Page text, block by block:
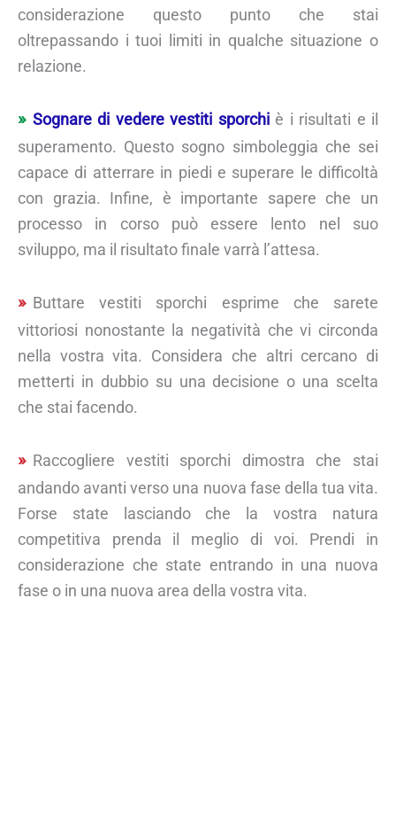
considerazione questo punto che stai
oltrepassando i tuoi limiti in qualche situazione o
relazione.
Sognare di vedere vestiti sporchiè i risultati e il
superamento. Questo sogno simboleggia che sei
capace di atterrare in piedi e superare le difficoltà
con grazia. Infine, è importante sapere che un
processo in corso può essere lento nel suo
sviluppo, ma il risultato finale varrà l’attesa.
Buttare vestiti sporchi esprime che sarete
vittoriosi nonostante la negatività che vi circonda
nella vostra vita. Considera che altri cercano di
metterti in dubbio su una decisione o una scelta
che stai facendo.
Raccogliere vestiti sporchi dimostra che stai
andando avanti verso una nuova fase della tua vita.
Forse state lasciando che la vostra natura
competitiva prenda il meglio di voi. Prendi in
considerazione che state entrando in una nuova
fase o in una nuova area della vostra vita.